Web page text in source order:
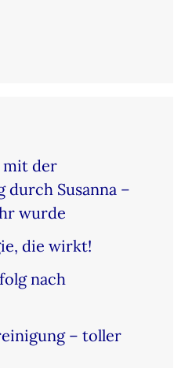
mit der
Susanna –
wurde
die wirkt!
nach
– toller